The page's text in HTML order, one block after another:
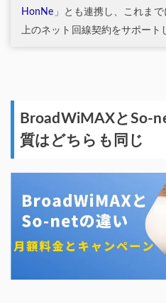
HonNe 」とも連携し、これま
上のネット回線契約をサポート
BroadWiMAXとSo-
質はどちらも同じ